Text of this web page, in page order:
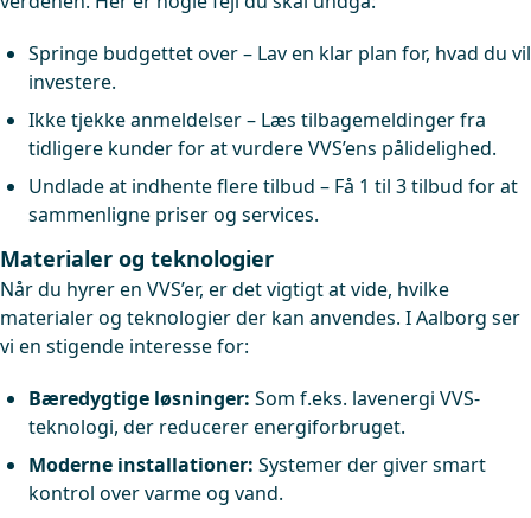
Springe budgettet over – Lav en klar plan for, hvad du vil
investere.
Ikke tjekke anmeldelser – Læs tilbagemeldinger fra
tidligere kunder for at vurdere VVS’ens pålidelighed.
Undlade at indhente flere tilbud – Få 1 til 3 tilbud for at
sammenligne priser og services.
Materialer og teknologier
Når du hyrer en VVS’er, er det vigtigt at vide, hvilke
materialer og teknologier der kan anvendes. I Aalborg ser
vi en stigende interesse for:
Bæredygtige løsninger: Som f.eks. lavenergi VVS-
teknologi, der reducerer energiforbruget.
Moderne installationer: Systemer der giver smart
kontrol over varme og vand.